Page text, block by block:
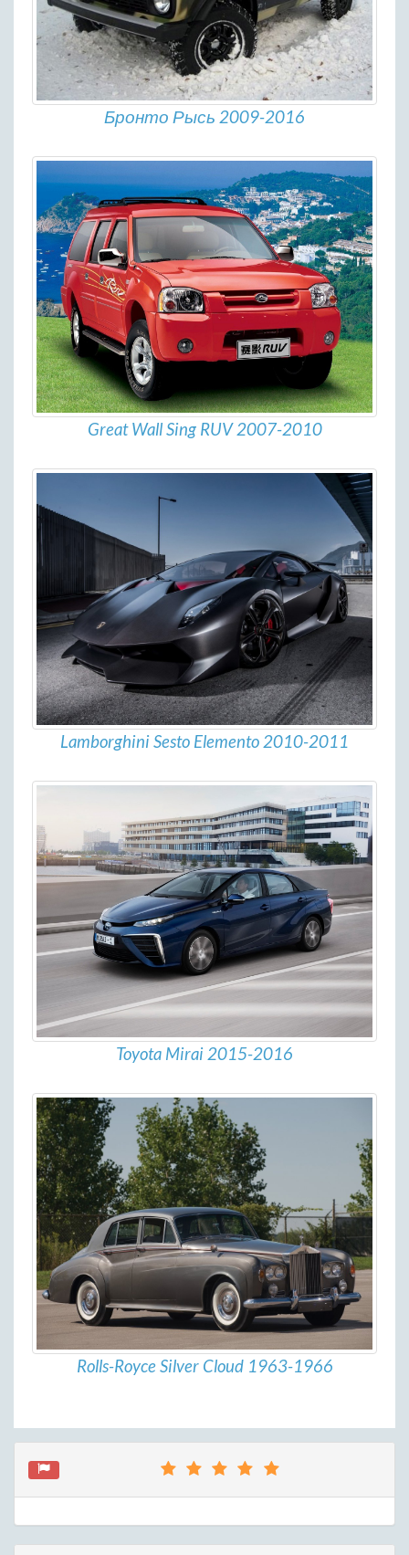
Бронто Рысь 2009-2016
Great Wall Sing RUV 2007-2010
Lamborghini Sesto Elemento 2010-2011
Toyota Mirai 2015-2016
Rolls-Royce Silver Cloud 1963-1966